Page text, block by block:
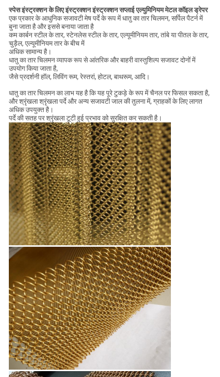
स्पेस इंस्ट्रक्शन के लिए इंस्ट्रक्शन इंस्ट्रक्शन सप्लाई एल्युमिनियम मेटल कॉइल ड्रेपर
एक प्रकार के आधुनिक सजावटी मेष पर्दे के रूप में धातु का तार चिलमन, सर्पिल पैटर्न में
बुना जाता है और इससे बनाया जाता है
कम कार्बन स्टील के तार, स्टेनलेस स्टील के तार, एल्यूमीनियम तार, तांबे या पीतल के तार,
चुड़ैल, एल्यूमीनियम तार के बीच में
अधिक सामान्य है।
धातु का तार चिलमन व्यापक रूप से आंतरिक और बाहरी वास्तुशिल्प सजावट दोनों में
उपयोग किया जाता है,
जैसे प्रदर्शनी हॉल, लिविंग रूम, रेस्तरां, होटल, बाथरूम, आदि।
धातु का तार चिलमन का लाभ यह है कि यह पूरे टुकड़े के रूप में चैनल पर फिसल सकता है,
और श्रृंखला श्रृंखला पर्दे और अन्य सजावटी जाल की तुलना में, ग्राहकों के लिए लागत
अधिक उपयुक्त है।
पर्दे की सतह पर श्रृंखला टूटी हुई प्रभाव को सुरक्षित कर सकती है।